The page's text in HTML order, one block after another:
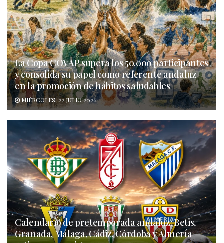
La Copa COVAP supera los 50.000 participantes
y consolida su papel como referente andaluz
en la promoción de hábitos saludables
MIÉRCOLES, 22 JULIO 2026
Calendario de pretemporada andaluz: Betis,
Granada, Málaga, Cádiz, Córdoba y Almería